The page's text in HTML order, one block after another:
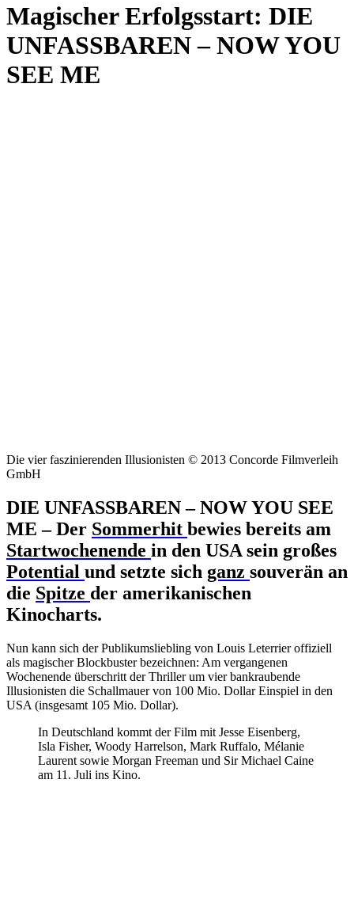
Magischer Erfolgsstart: DIE
UNFASSBAREN – NOW YOU
SEE ME
Die vier faszinierenden Illusionisten © 2013 Concorde Filmverleih
GmbH
DIE UNFASSBAREN – NOW YOU SEE
ME – Der Sommerhit bewies bereits am
Startwochenende in den USA sein großes
Potential und setzte sich ganz souverän an
die Spitze der amerikanischen
Kinocharts.
Nun kann sich der Publikumsliebling von Louis Leterrier offiziell
als magischer Blockbuster bezeichnen: Am vergangenen
Wochenende überschritt der Thriller um vier bankraubende
Illusionisten die Schallmauer von 100 Mio. Dollar Einspiel in den
USA (insgesamt 105 Mio. Dollar).
In Deutschland kommt der Film mit Jesse Eisenberg,
Isla Fisher, Woody Harrelson, Mark Ruffalo, Mélanie
Laurent sowie Morgan Freeman und Sir Michael Caine
am 11. Juli ins Kino.